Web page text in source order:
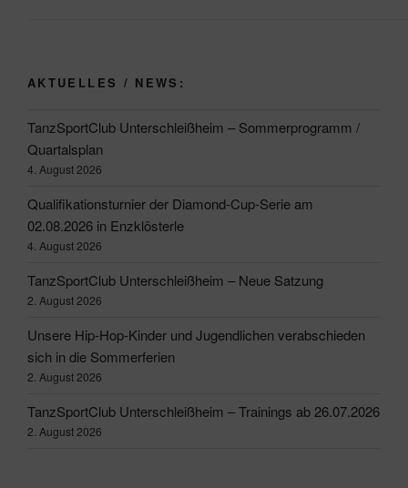
AKTUELLES / NEWS:
TanzSportClub Unterschleißheim – Sommerprogramm /
Quartalsplan
4. August 2026
Qualifikationsturnier der Diamond-Cup-Serie am
02.08.2026 in Enzklösterle
4. August 2026
TanzSportClub Unterschleißheim – Neue Satzung
2. August 2026
Unsere Hip-Hop-Kinder und Jugendlichen verabschieden
sich in die Sommerferien
2. August 2026
TanzSportClub Unterschleißheim – Trainings ab 26.07.2026
2. August 2026